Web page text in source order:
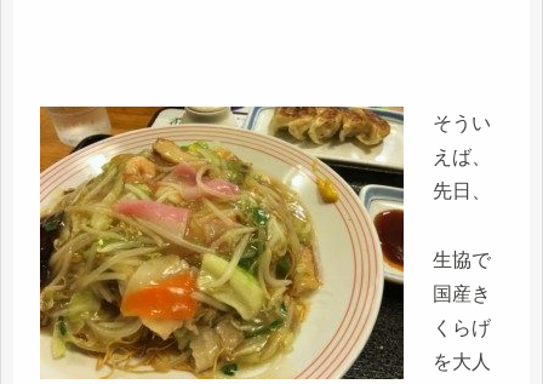
そうい
えば、
先日、
生協で
国産き
くらげ
を大人